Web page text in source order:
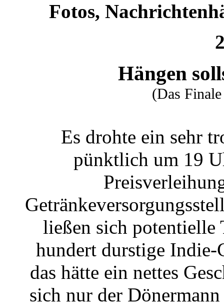
Fotos,
Hängen
(Das
Es drohte ein sehr
pünktlich um 19
ließen sich potentielle
hundert durstige
das hätte ein nettes
sich nur der